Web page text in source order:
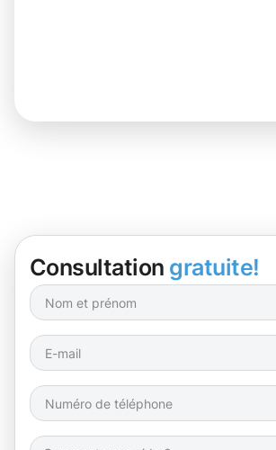
Consultation gratuite!